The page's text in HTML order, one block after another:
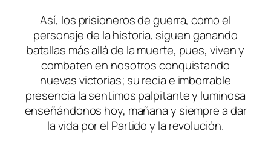
Así, los prisioneros de guerra, como el
personaje de la historia, siguen ganando
batallas más allá de la muerte, pues, viven y
combaten en nosotros conquistando
nuevas victorias; su recia e imborrable
presencia la sentimos palpitante y luminosa
enseñándonos hoy, mañana y siempre a dar
la vida por el Partido y la revolución.